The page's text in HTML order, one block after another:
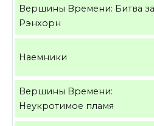
Вершины Времени: Битва за
Рэнхорн
Наемники
Вершины Времени:
Неукротимое пламя